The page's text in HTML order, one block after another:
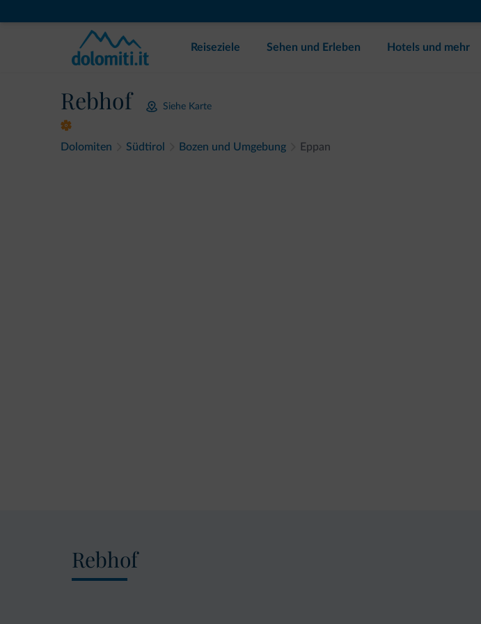
Reiseziele Sehen und Erleben Hotels und mehr
Rebhof Siehe Karte
Dolomiten Südtirol Bozen und Umgebung Eppan
Rebhof